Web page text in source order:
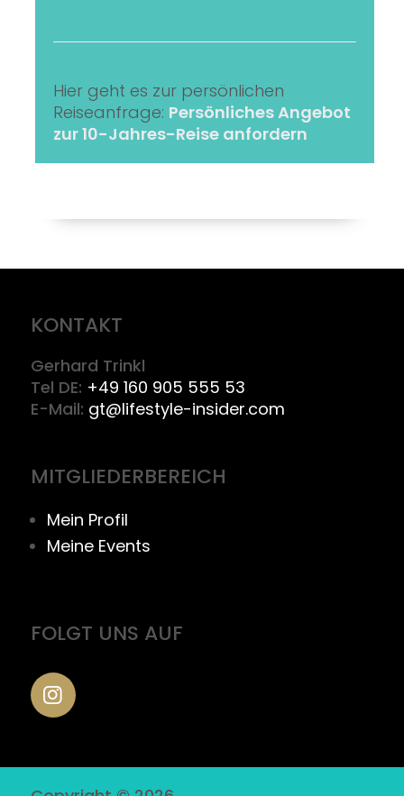
Hier geht es zur persönlichen
Reiseanfrage: Persönliches Angebot
zur 10-Jahres-Reise anfordern
KONTAKT
Gerhard Trinkl
Tel DE: +49 160 905 555 53
E-Mail: gt@lifestyle-insider.com
MITGLIEDERBEREICH
Mein Profil
Meine Events
FOLGT UNS AUF